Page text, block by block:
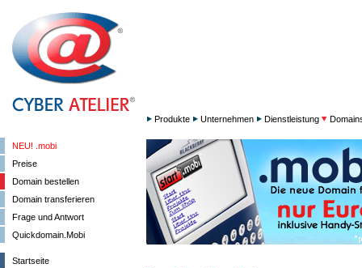
NEU! .mobi
Preise
Domain bestellen
Domain transferieren
Frage und Antwort
Quickdomain.Mobi
Startseite
Produkte Unternehmen Dienstleistung